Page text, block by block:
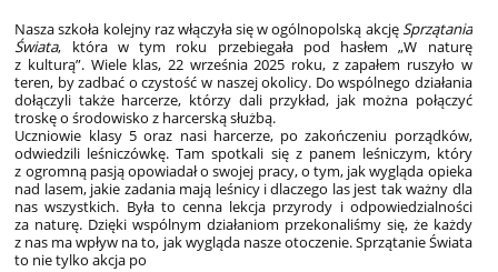
Nasza szkoła kolejny raz włączyła się w ogólnopolską akcjęSprzątania
Świata, która w tym roku przebiegała pod hasłem „W naturę
z kulturą”. Wiele klas, 22 września 2025 roku, z zapałem ruszyło w
teren, by zadbać o czystość w naszej okolicy. Do wspólnego działania
dołączyli także harcerze, którzy dali przykład, jak można połączyć
troskę o środowisko z harcerską służbą.
Uczniowie klasy 5 oraz nasi harcerze, po zakończeniu porządków,
odwiedzili leśniczówkę. Tam spotkali się z panem leśniczym, który
z ogromną pasją opowiadał o swojej pracy, o tym, jak wygląda opieka
nad lasem, jakie zadania mają leśnicy i dlaczego las jest tak ważny dla
nas wszystkich. Była to cenna lekcja przyrody i odpowiedzialności
za naturę. Dzięki wspólnym działaniom przekonaliśmy się, że każdy
z nas ma wpływ na to, jak wygląda nasze otoczenie. Sprzątanie Świata
to nie tylko akcja po